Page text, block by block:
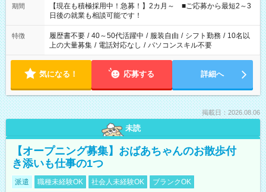
たくない」 など、ご希望を教えてくださいね。 ※Wワーク希望
の方へ 今ご覧のお仕事で希望する勤務時間と、もう1つのお仕事
の勤務時間。 合計で週40時間を超える場合は応募できません。
期間
【現在も積極採用中！急募！】2カ月～ ■ご応募から最短2～3
日後の就業も相談可能です！
特徴 履歴書不要 / 40～50代活躍中 / 服装自由 / シフト勤務 / 10名以
上の大量募集 / 電話対応なし / パソコンスキル不要
気になる！ 応募する 詳細へ
掲載日：2026.08.06
未読
【オープニング募集】おばあちゃんのお散歩付
き添いも仕事の1つ
派遣 職種未経験OK 社会人未経験OK
ブランクOK